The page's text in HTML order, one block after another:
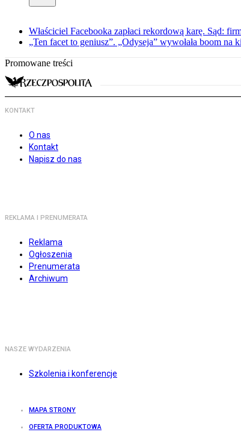
Właściciel Facebooka zapłaci rekordową karę. Sąd:
„Ten facet to geniusz”. „Odyseja” wywołała boom na
Promowane treści
KONTAKT
O nas
Kontakt
Napisz do nas
REKLAMA I PRENUMERATA
Reklama
Ogłoszenia
Prenumerata
Archiwum
NASZE WYDARZENIA
Szkolenia i konferencje
MAPA STRONY
OFERTA PRODUKTOWA